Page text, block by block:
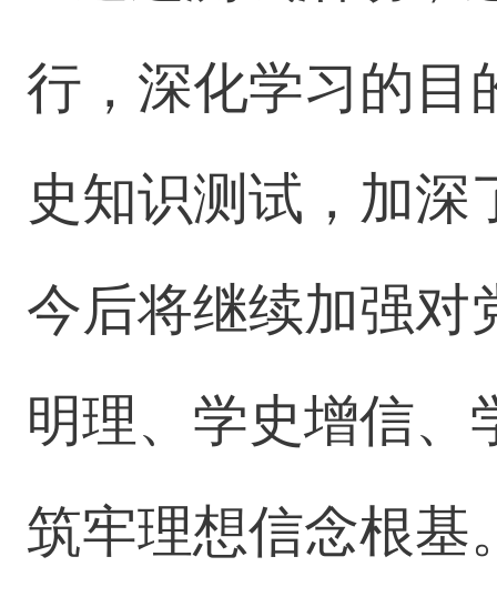
行，深化学习的目
史知识测试，加
今后将继续加强对
明理、学史增信、
筑牢理想信念根基